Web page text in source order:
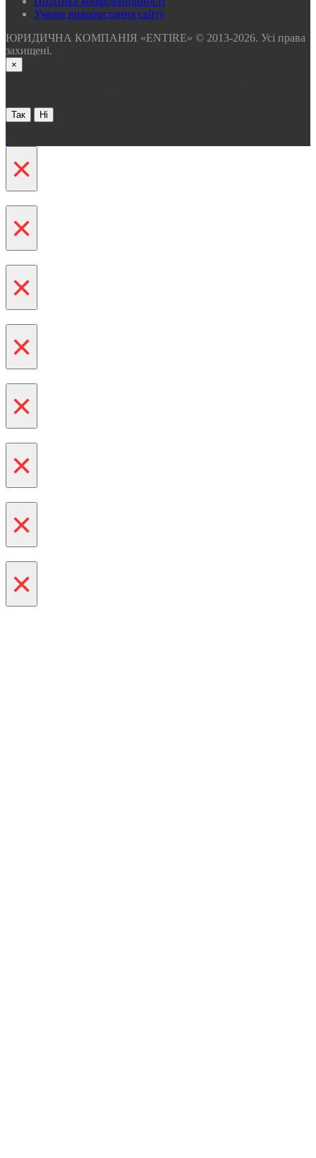
Умови використання сайту
ЮРИДИЧНА КОМПАНІЯ «ENTIRE» © 2013-2026. Усі права
захищені.
×
Так Ні
×
×
×
×
×
×
×
×